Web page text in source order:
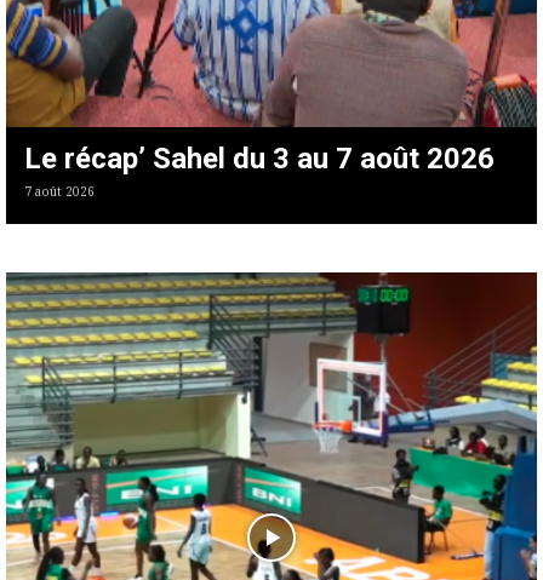
Le récap’ Sahel du 3 au 7 août 2026
7 août 2026